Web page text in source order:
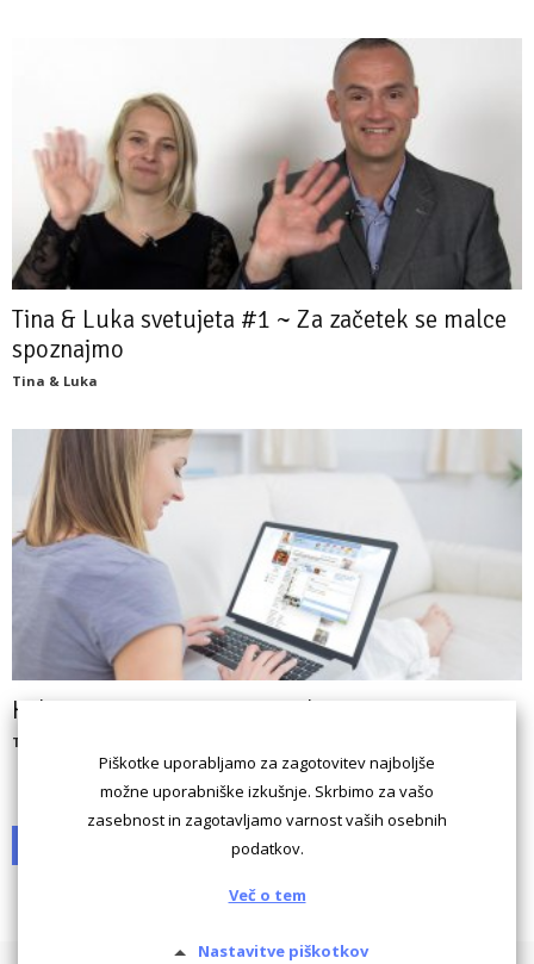
Tina & Luka svetujeta #1 ~ Za začetek se malce
spoznajmo
Tina & Luka
Kako najti partnerja na portalu ona-on.com?
Tamara Prejac Čas
Piškotke uporabljamo za zagotovitev najboljše
možne uporabniške izkušnje. Skrbimo za vašo
zasebnost in zagotavljamo varnost vaših osebnih
podatkov.
Več o tem
Nastavitve piškotkov